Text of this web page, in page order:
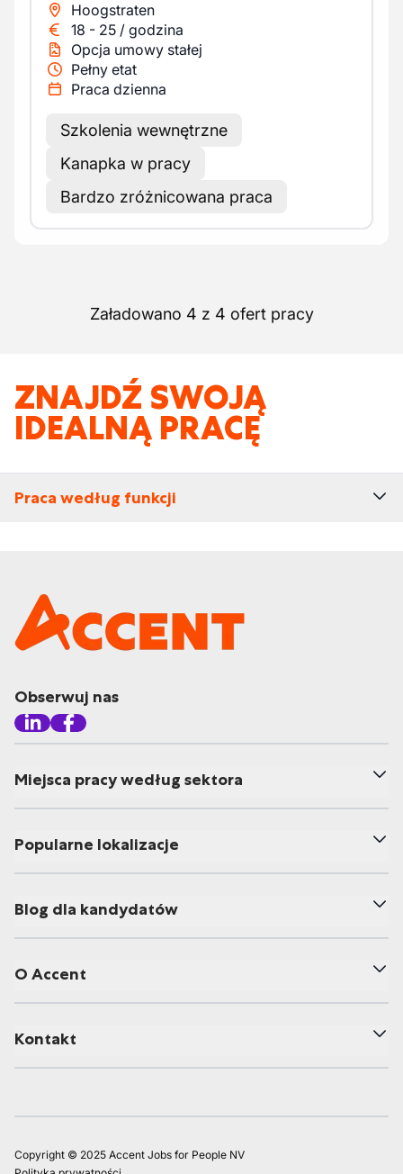
Hoogstraten
18 - 25 / godzina
Opcja umowy stałej
Pełny etat
Praca dzienna
Szkolenia wewnętrzne
Kanapka w pracy
Bardzo zróżnicowana praca
Załadowano 4 z 4 ofert pracy
ZNAJDŹ SWOJĄ
IDEALNĄ PRACĘ
Praca według funkcji
Obserwuj nas
Miejsca pracy według sektora
Popularne lokalizacje
Blog dla kandydatów
O Accent
Kontakt
Copyright © 2025 Accent Jobs for People NV